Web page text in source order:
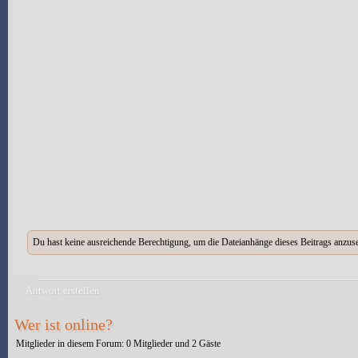
Du hast keine ausreichende Berechtigung, um die Dateianhänge dieses Beitrags
Antwort erstellen
Wer ist online?
Mitglieder in diesem Forum: 0 Mitglieder und 2 Gäste